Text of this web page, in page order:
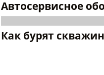
Автосервисное
Как бурят